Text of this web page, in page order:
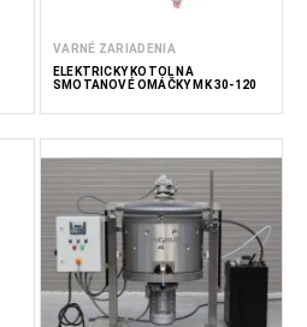
VARNÉ ZARIADENIA
ELEKTRICKÝ KOTOL NA
SMOTANOVÉ OMÁČKY MK 30-120